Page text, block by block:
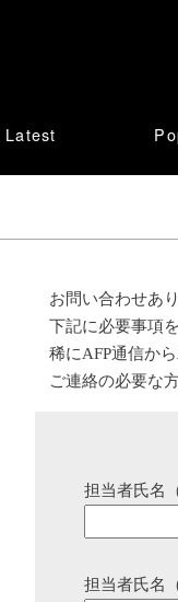
Latest
お問い合わせあ
下記に必要事項
稀にAFP通信か
ご連絡の必要な
担当者氏名
担当者氏名